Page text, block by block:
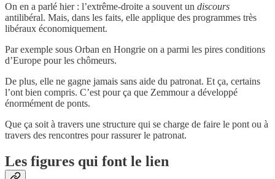
On en a parlé hier : l’extrême-droite a souvent un discours
antilibéral. Mais, dans les faits, elle applique des programmes très
libéraux économiquement.
Par exemple sous Orban en Hongrie on a parmi les pires conditions
d’Europe pour les chômeurs.
De plus, elle ne gagne jamais sans aide du patronat. Et ça, certains
l’ont bien compris. C’est pour ça que Zemmour a développé
énormément de ponts.
Que ça soit à travers une structure qui se charge de faire le pont ou à
travers des rencontres pour rassurer le patronat.
Les figures qui font le lien